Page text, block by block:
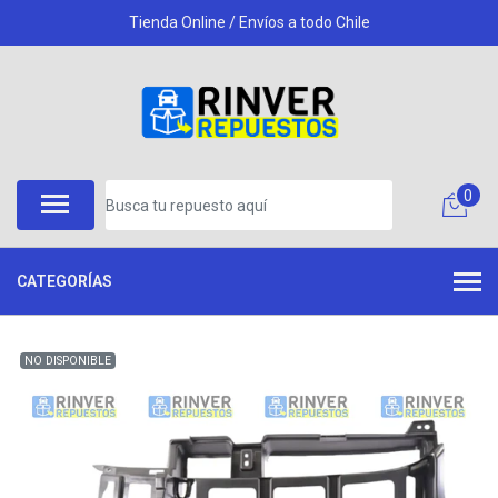
Tienda Online / Envíos a todo Chile
0
CATEGORÍAS
NO DISPONIBLE